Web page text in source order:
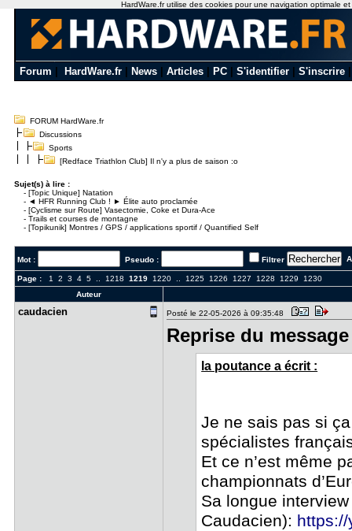
Forum HardWare.fr News Articles PC S'identifier S'inscrire
FORUM HardWare.fr
Discussions
Sports
[Redface Triathlon Club] Il n'y a plus de saison :o
Sujet(s) à lire :
- [Topic Unique] Natation
- ◄ HFR Running Club ! ► Élite auto proclamée
- [Cyclisme sur Route] Vasectomie, Coke et Dura-Ace
- Trails et courses de montagne
- [Topikunik] Montres / GPS / applications sportif / Quantified Self
Mot : Pseudo : Filtrer
Page : 1 2 3 4 5.. 1218 1219 1220.. 1225 1226 1227 1228 1229
1230
Auteur
caudacien Posté le 22-05-2026 à 09:35:48
Reprise du
la poutance a écrit :
Je ne sais pas si
spécialistes
Et ce n’est même
championnats
Sa longue
Caudacien):
HardWare.fr utilise des cookies pour une navigation optimale